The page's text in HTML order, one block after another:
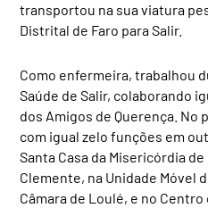
transportou na sua viatura
Distrital de Faro para Salir.
Como enfermeira, trabalhou
Saúde de Salir, colaborando
dos Amigos de Querença. No
com igual zelo funções em
Santa Casa da Misericórdia
Clemente, na Unidade Móvel
Câmara de Loulé, e no Centro